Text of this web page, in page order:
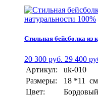
натуральности 100%
Стильная бейсболка из
20 300 руб. 29 400
Артикул:
uk-010
Размеры:
18 *11
Цвет:
Бордовый